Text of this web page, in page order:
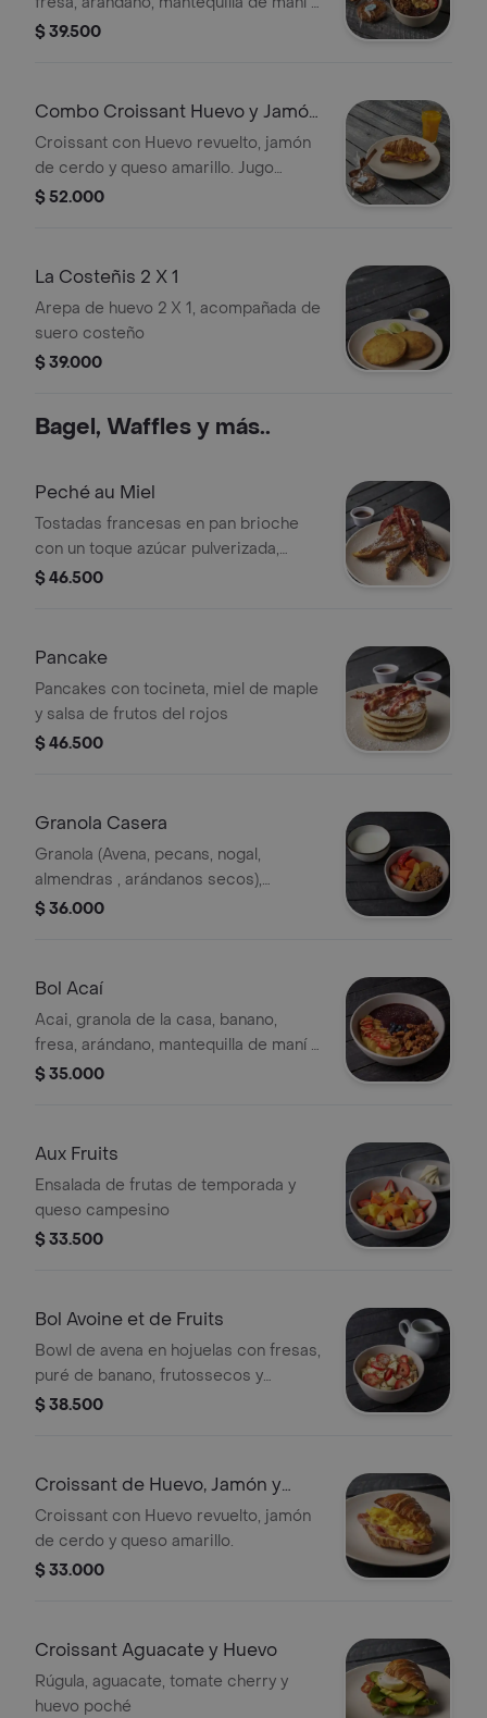
semillas de chía, Jugo Naranaja y una
$ 39.500
Combo Croissant Huevo y Jamón
con Jugo
Croissant con Huevo revuelto, jamón
de cerdo y queso amarillo. Jugo
Naranaja y una galleta.
$ 52.000
La Costeñis 2 X 1
Arepa de huevo 2 X 1, acompañada de
suero costeño
$ 39.000
Bagel, Waffles y más..
Peché au Miel
Tostadas francesas en pan brioche
con un toque azúcar pulverizada,
tocineta y miel
$ 46.500
Pancake
Pancakes con tocineta, miel de maple
y salsa de frutos del rojos
$ 46.500
Granola Casera
Granola (Avena, pecans, nogal,
almendras , arándanos secos),
papaya, fresas, nar anja, viene con
$ 36.000
Bol Acaí
Acai, granola de la casa, banano,
fresa, arándano, mantequilla de maní y
semillas de chía.
$ 35.000
Aux Fruits
Ensalada de frutas de temporada y
queso campesino
$ 33.500
Bol Avoine et de Fruits
Bowl de avena en hojuelas con fresas,
puré de banano, frutossecos y
semillas de chía; servido con leche de
$ 38.500
Croissant de Huevo, Jamón y
Queso
Croissant con Huevo revuelto, jamón
de cerdo y queso amarillo.
$ 33.000
Croissant Aguacate y Huevo
Rúgula, aguacate, tomate cherry y
huevo poché